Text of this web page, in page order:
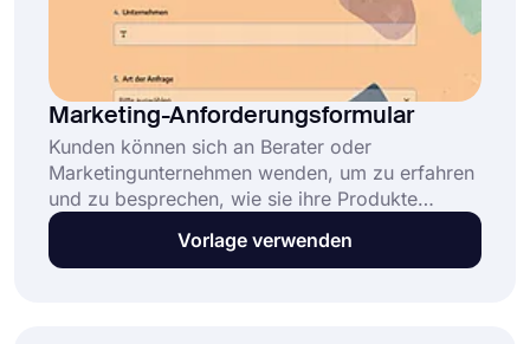
Marketing-Anforderungsformular
Kunden können sich an Berater oder
Marketingunternehmen wenden, um zu erfahren
und zu besprechen, wie sie ihre Produkte
vermarkten können. Verwenden Sie ein Online-
Formular, um Kunden bei der Anforderung zu
Vorlage verwenden